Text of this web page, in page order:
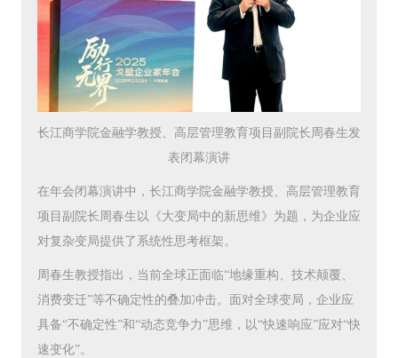
长江商学院金融学教授、高层管理教育项目副院长周春生发
表闭幕演讲
在年会闭幕演讲中，长江商学院金融学教授、高层管理教育
项目副院长周春生以《大变局中的新思维》为题，为企业应
对复杂变局提供了系统性思考框架。
周春生教授指出，当前全球正面临“地缘重构、技术颠覆、
消费变迁”等不确定性的叠加冲击。面对全球变局，企业应
具备“不确定性”和“动态竞争力”思维，以“快速响应”应对“快
速变化”。